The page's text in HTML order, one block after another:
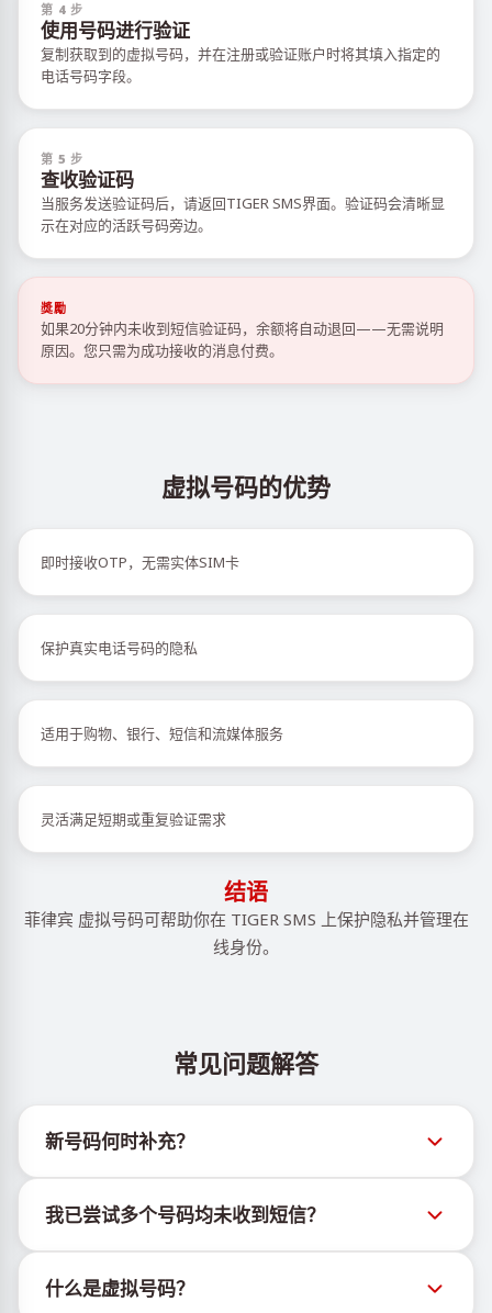
第 4 步
使用号码进行验证
复制获取到的虚拟号码，并在注册或验证账户时将其填入指定的
电话号码字段。
第 5 步
查收验证码
当服务发送验证码后，请返回TIGER SMS界面。验证码会清晰显
示在对应的活跃号码旁边。
獎勵
如果20分钟内未收到短信验证码，余额将自动退回——无需说明
原因。您只需为成功接收的消息付费。
虚拟号码的优势
即时接收OTP，无需实体SIM卡
保护真实电话号码的隐私
适用于购物、银行、短信和流媒体服务
灵活满足短期或重复验证需求
结语
菲律宾 虚拟号码可帮助你在 TIGER SMS 上保护隐私并管理在
线身份。
常见问题解答
新号码何时补充？
人 @TigerSMSofficial_bot 查看。该频道会及时更新，
帮助用户获取最新号码库存。
我已尝试多个号码均未收到短信？
率。各服务平台的算法可能因多种原因拦截临时号码的
什么是虚拟号码？